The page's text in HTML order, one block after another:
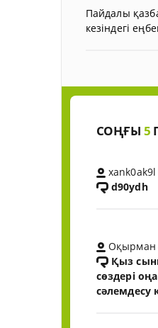
Пайдалы
кезіндегі
СОҢҒЫ 5
xank0ak9l
d90ydh
Оқырман
Қыз
сөздері
сәлемдесу